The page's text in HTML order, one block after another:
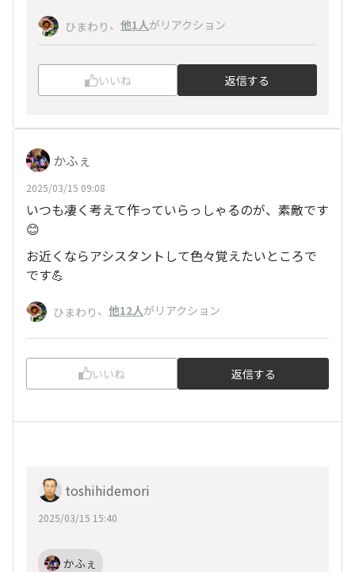
ひまわり 、 他1人がリアクション
いいね 返信する
かふぇ
2025/03/15 09:08
いつも凄く考えて作っていらっしゃるのが、素敵です
😊
お近くならアシスタントして色々覚えたいところで
です💪
ひまわり 、 他12人がリアクション
いいね 返信する
toshihidemori
2025/03/15 15:40
かふぇ